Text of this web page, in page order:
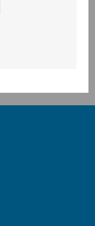
marcadas
conjuntas e,
o compromisso